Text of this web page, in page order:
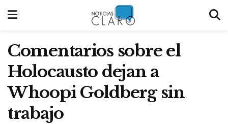
Comentarios sobre el
Holocausto dejan a
Whoopi Goldberg sin
trabajo